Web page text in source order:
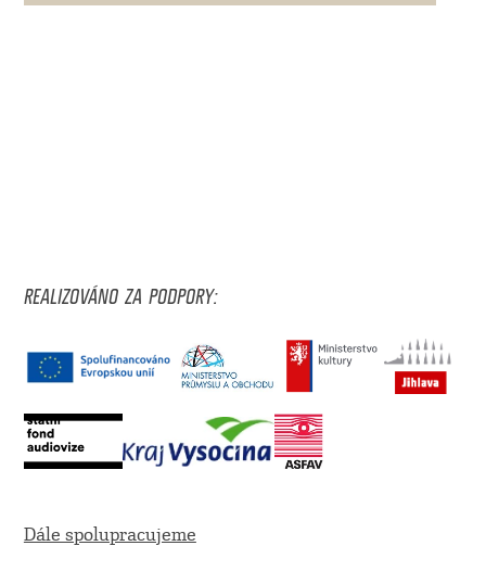
REALIZOVÁNO ZA PODPORY:
Dále spolupracujeme